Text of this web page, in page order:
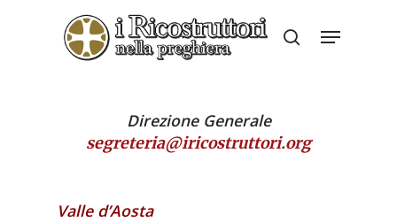
search
Menu
Direzione Generale
segreteria@iricostruttori.org
Valle d’Aosta